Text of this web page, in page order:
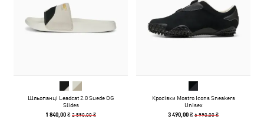
Шльопанці Leadcat 2.0 Suede OG
Slides
1 840,00 ₴2 590,00 ₴
Кросівки Mostro Icons Sneakers
Unisex
3 490,00 ₴6 990,00 ₴